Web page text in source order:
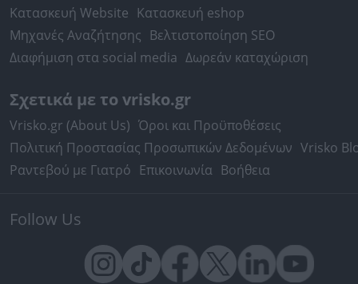
Κατασκευή Website Κατασκευή eshop
Μηχανές Αναζήτησης Βελτιστοποίηση SEO
Διαφήμιση στα social media Δωρεάν καταχώριση
Σχετικά με το vrisko.gr
Vrisko.gr (About Us) Όροι και Προϋποθέσεις
Πολιτική Προστασίας Προσωπικών Δεδομένων Vrisko
Ραντεβού με Γιατρό Επικοινωνία Βοήθεια
Follow Us